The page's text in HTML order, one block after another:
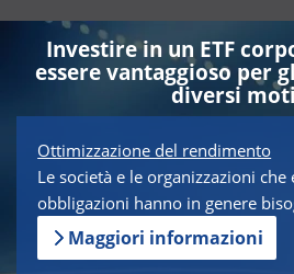
Investire in un ETF
essere vantaggioso per
diversi
Ottimizzazione del rendimento
Le società e le organizzazioni
obbligazioni hanno in genere
Maggiori informazioni